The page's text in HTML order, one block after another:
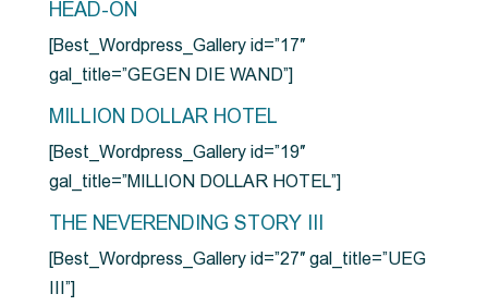
HEAD-ON
[Best_Wordpress_Gallery id=”17″
gal_title=”GEGEN DIE WAND”]
MILLION DOLLAR HOTEL
[Best_Wordpress_Gallery id=”19″
gal_title=”MILLION DOLLAR HOTEL”]
THE NEVERENDING STORY III
[Best_Wordpress_Gallery id=”27″ gal_title=”UEG
III”]